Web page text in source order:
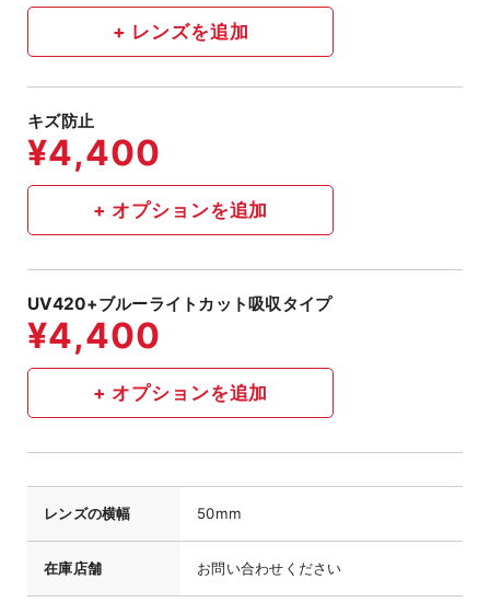
キズ防止
UV420+ブルーライトカット吸収タイプ
レンズの横幅 50mm
在庫店舗 お問い合わせください